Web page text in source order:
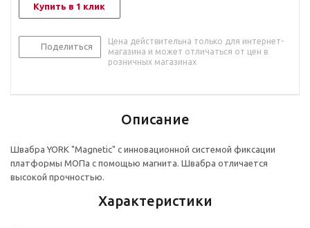
Купить в 1 клик
Поделиться
Цена действительна только для интернет-
магазина и может отличаться от цен в
розничных магазинах
Описание
Швабра YORK "Magnetic" с инновационной системой фиксации
платформы МОПа с помощью магнита. Швабра отличается
высокой прочностью.
Характеристики